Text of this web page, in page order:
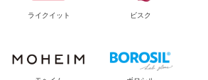
ライクイット ビスク